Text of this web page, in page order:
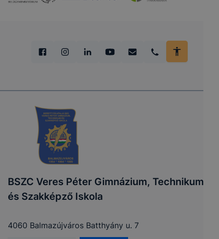
BSZC Veres Péter Gimnázium, Technikum
és Szakképző Iskola
4060 Balmazújváros Batthyány u. 7